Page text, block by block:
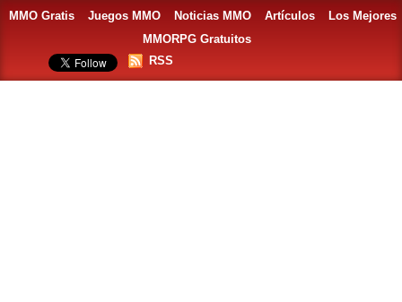
MMO Gratis Juegos MMO Noticias MMO Artículos
Los Mejores
MMORPG Gratuitos
RSS